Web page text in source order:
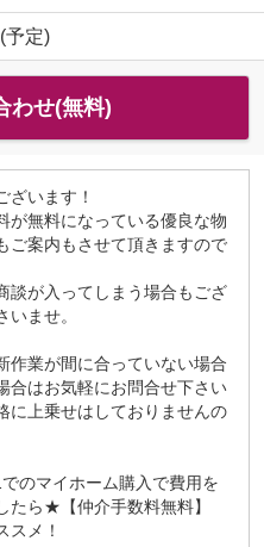
予定)
わせ(無料)
ざいます！
が無料になっている優良な物
ご案内もさせて頂きますので
談が入ってしまう場合もござ
ませ。
業が間に合っていない場合
合はお気軽にお問合せ下さい
に上乗せはしておりませんの
のマイホーム購入で費用を
たら★【仲介手数料無料】
メ！